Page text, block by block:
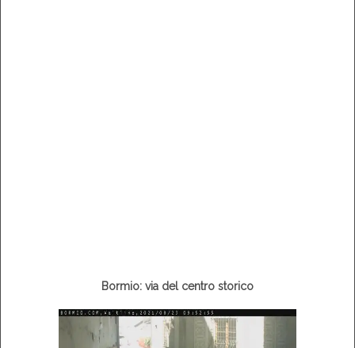
Bormio: via del centro storico